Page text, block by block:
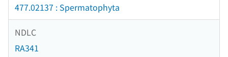
477.02137 : Spermatophyta
NDLC
RA341